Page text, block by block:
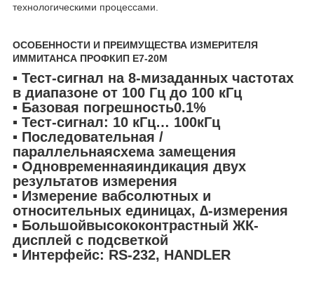
технологическими процессами.
ОСОБЕННОСТИ И ПРЕИМУЩЕСТВА ИЗМЕРИТЕЛЯ
ИММИТАНСА ПРОФКИП Е7-20М
▪ Тест-сигнал на 8-мизаданных частотах
в диапазоне от 100 Гц до 100 кГц
▪ Базовая погрешность0.1%
▪ Тест-сигнал: 10 кГц… 100кГц
▪ Последовательная /
параллельнаясхема замещения
▪ Одновременнаяиндикация двух
результатов измерения
▪ Измерение вабсолютных и
относительных единицах, ∆-измерения
▪ Большойвысококонтрастный ЖК-
дисплей с подсветкой
▪ Интерфейс: RS-232, HANDLER